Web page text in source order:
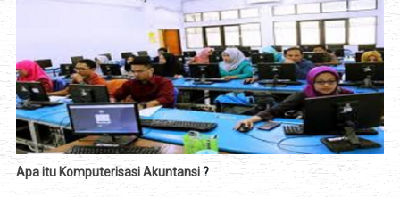
Apa itu Komputerisasi Akuntansi?